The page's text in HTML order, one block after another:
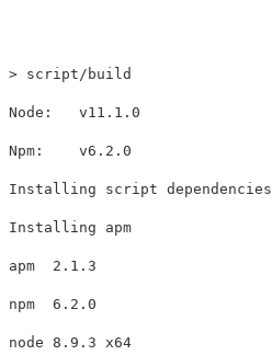
> script/build
Node:   v11.1.0
Npm:    v6.2.0
Installing script dependencies
Installing apm
apm  2.1.3
npm  6.2.0
node 8.9.3 x64